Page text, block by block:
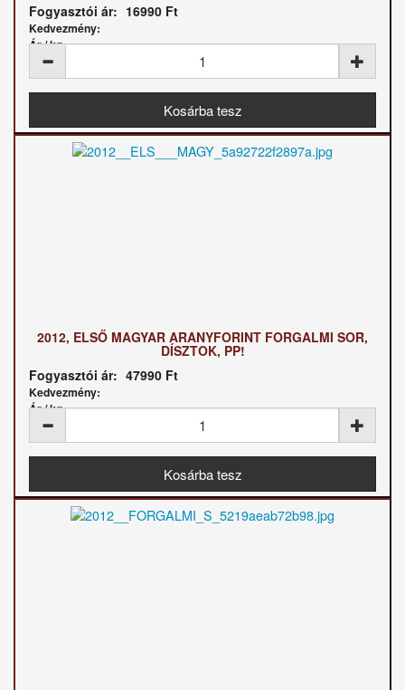
Fogyasztói ár: 16990 Ft
Kedvezmény:
Ár / kg:
2012, ELSŐ MAGYAR ARANYFORINT FORGALMI SOR,
DÍSZTOK, PP!
Fogyasztói ár: 47990 Ft
Kedvezmény:
Ár / kg: